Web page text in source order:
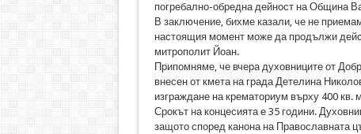
погребално-обредна дейност на Община
В заключение, бихме казали, че не
настоящия момент може да продължи
митрополит Йоан.
Припомняме, че вчера духовниците от
внесен от кмета на града Детелина
изграждане на крематориум върху 400 кв.
Срокът на концесията е 35 години.
защото според канона на Православната